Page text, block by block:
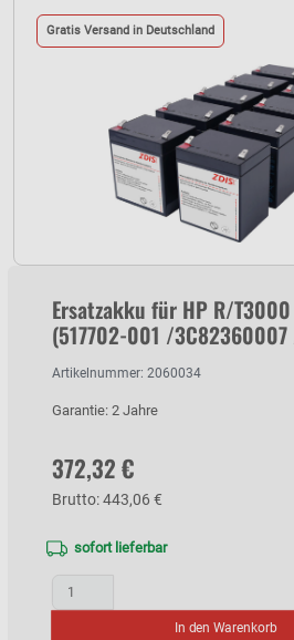
Gratis Versand in Deutschland
Ersatzakku für HP R/T3000
(517702-001 /3C82360007
Artikelnummer: 2060034
Garantie: 2 Jahre
372,32 €
Brutto: 443,06 €
sofort lieferbar
In den Warenkorb